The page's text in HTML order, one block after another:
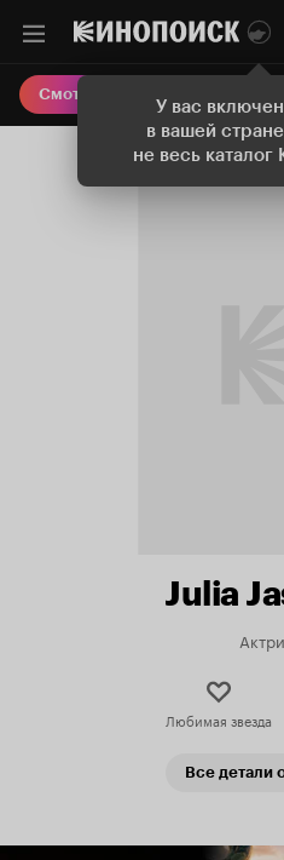
У вас
в вашей
не весь каталог
Смотреть кино
Julia
Любимая звезда
Все детали